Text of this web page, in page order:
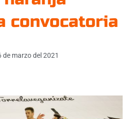
convocatoria
de marzo del 2021